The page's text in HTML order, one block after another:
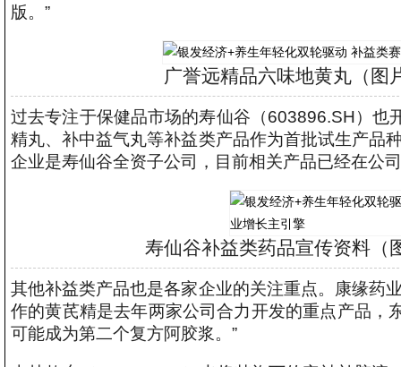
版。”
广誉远精品六味地黄丸（图
过去专注于保健品市场的寿仙谷（603896.SH）也
精丸、补中益气丸等补益类产品作为首批试生产品
企业是寿仙谷全资子公司，目前相关产品已经在公
寿仙谷补益类药品宣传资料（
其他补益类产品也是各家企业的关注重点。康缘药
作的黄芪精是去年两家公司合力开发的重点产品，
可能成为第二个复方阿胶浆。”